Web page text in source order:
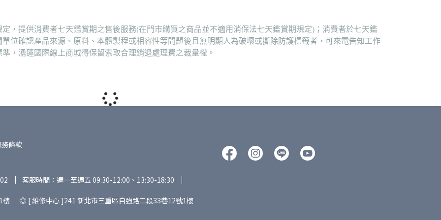
，提供消費者七天鑑賞期之售後服務(在門市購買之商品並不適用消保法七天鑑賞期規定)；消費者於七天鑑
位確認產品來源、原料、本體製程或相容性等問題後且無明顯人為破壞或撕除防護標籤者，可來電告知工作
，湧蓮國際線上商城得保留索取合理銷退處理費之裁量權。
條款
客服時間：週一至週五 09:30-12:00、13:30-18:30
樓 ◎ [ 維修中心 ]241 新北市三重區自強路二段33巷12號1樓